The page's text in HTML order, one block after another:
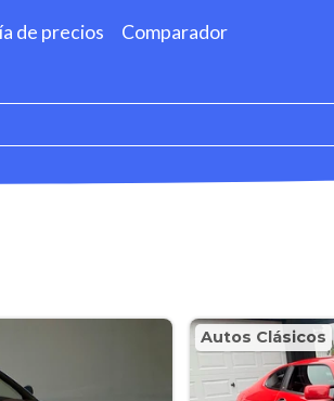
de precios Comparador
Autos Clásicos